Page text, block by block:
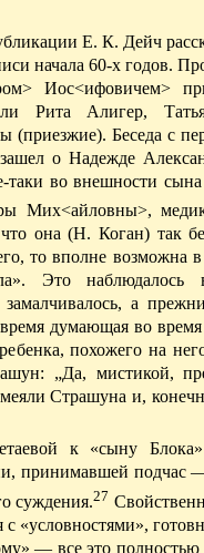
Е. К. Дейч
начала 60-х годов.
> Иос<ифовичем>
Рита Алигер,
(приезжие). Беседа с
о Надежде
таки во внешности сына
Мих<айловны>,
она (Н. Коган) так
то вполне возможна
Это наблюдалось
а
думающая во время
похожего на
„Да, мистикой,
Страшуна и,
к «сыну
принимавшей подчас
суждения.27
«условностями»,
— все это полностью